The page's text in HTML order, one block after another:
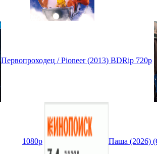
Первопроходец / Pioneer (2013) BDRip 720p
1080p Паша (2026)